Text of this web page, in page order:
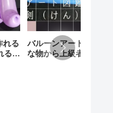
れる
る簡
バルーンアート剣図鑑
な物から上級者向けの